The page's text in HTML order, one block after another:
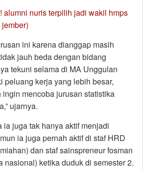
alumni nuris terpilih jadi wakil hmps
ini karena dianggap masih
jauh beda dengan bidang
tekuni selama di MA Unggulan
peluang kerja yang lebih besar,
mencoba jurusan statistika
ujarnya.
juga tak hanya aktif menjadi
ia juga pernah aktif di staf HRD
dan staf sainspreneur fosman
nasional) ketika duduk di semester 2.